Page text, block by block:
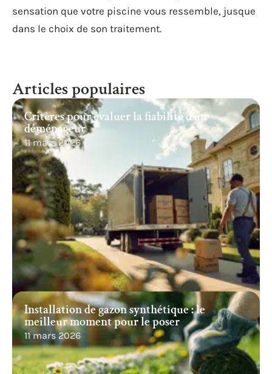
sensation que votre piscine vous ressemble, jusque
dans le choix de son traitement.
Articles populaires
Critères pour évaluer la fiabilité d’un
déménageur
11 mars 2026
Installation de gazon synthétique : le
meilleur moment pour le poser
11 mars 2026